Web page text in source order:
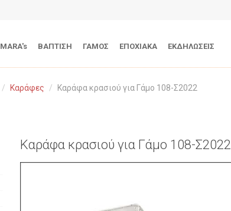
MARA's ΒΑΠΤΙΣΗ ΓΑΜΟΣ ΕΠΟΧΙΑΚΑ ΕΚΔΗΛΩΣΕΙΣ
/ Καράφες / Καράφα κρασιού για Γάμο 108-Σ2022
Καράφα κρασιού για Γάμο 108-Σ2022